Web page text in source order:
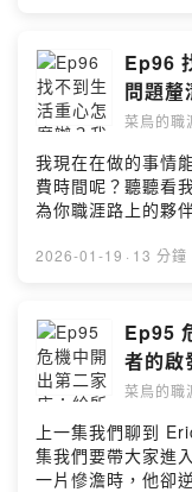
https://
4b0c-b37e-2c8706d60fa8 🎧 想聽
Ep35 不一定要留
室的隱形人！如何提升職場能
記｜美國求職技巧
marketer_isabelle
可以填寫：
合作請私訊我的
provided by
Ep96
問題釐
菜鳥的職
我現在在做的事情
費時間呢？聽聽看
為你職涯路上的夥伴
作吧！ https://
Ep67 提高執行力從這一步開始
美國求職技巧｜美
marketer_isabelle
可以填寫：https://
合作請私訊我的
provided by
2026-01-19 · 13 分鐘
Ep95
者的啟
菜鳥的職
上一集我們聊到
集我們要帶大家進
一片慘澹時，他卻